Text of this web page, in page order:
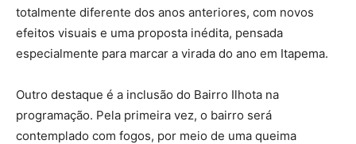
totalmente diferente dos anos anteriores, com novos
efeitos visuais e uma proposta inédita, pensada
especialmente para marcar a virada do ano em Itapema.
Outro destaque é a inclusão do Bairro Ilhota na
programação. Pela primeira vez, o bairro será
contemplado com fogos, por meio de uma queima